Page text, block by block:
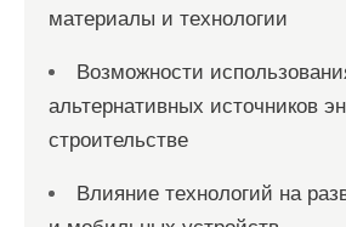
материалы и технологии
Возможности
альтернативных источников
строительстве
Влияние технологий на